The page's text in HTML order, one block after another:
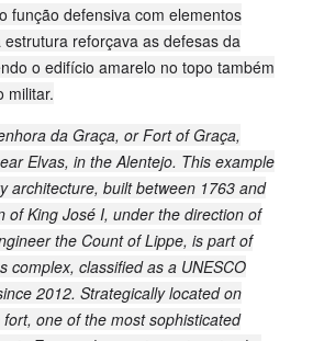
função defensiva com elementos
reforçava as defesas da
o edifício amarelo no topo também
militar.
da Graça, or Fort of Graça,
Elvas, in the Alentejo. This example
architecture, built between 1763 and
of King José I, under the direction of
the Count of Lippe, is part of
complex, classified as a UNESCO
2012. Strategically located on
one of the most sophisticated